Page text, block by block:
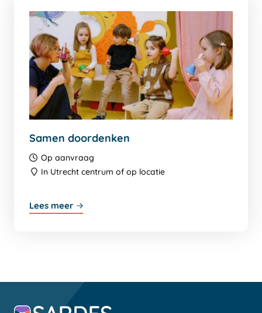
Samen doordenken
Op aanvraag
In Utrecht centrum of op locatie
Lees meer